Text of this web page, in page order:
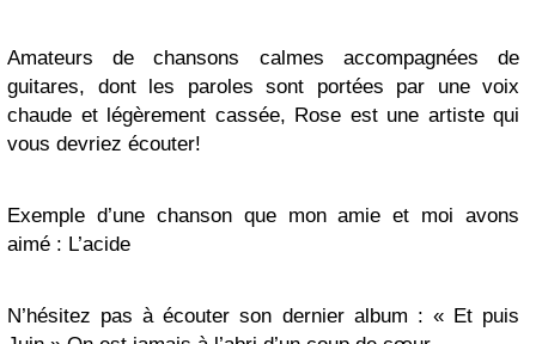
Amateurs de chansons calmes accompagnées de
guitares, dont les paroles sont portées par une voix
chaude et légèrement cassée, Rose est une artiste qui
vous devriez écouter!
Exemple d’une chanson que mon amie et moi avons
aimé : L’acide
N’hésitez pas à écouter son dernier album : « Et puis